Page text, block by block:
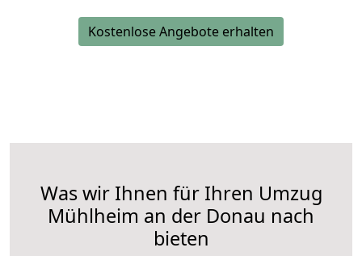
Kostenlose Angebote erhalten
Was wir Ihnen für Ihren Umzug
Mühlheim an der Donau nach
bieten